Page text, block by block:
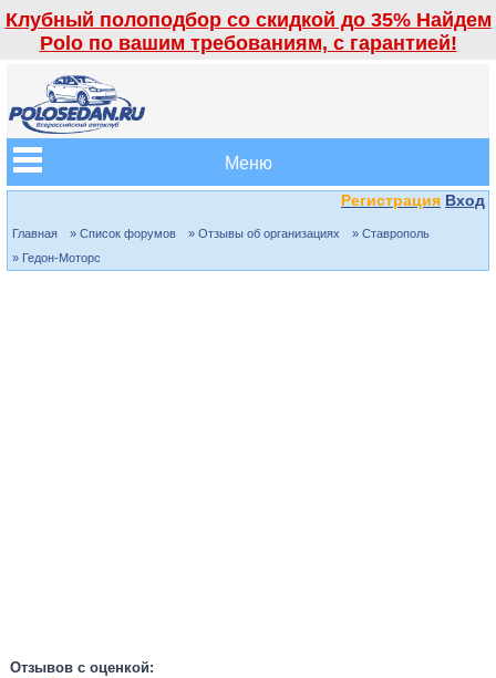
Клубный полоподбор со скидкой до 35% Найдем
Polo по вашим требованиям, с гарантией!
Меню
Регистрация Вход
Главная » Список форумов » Отзывы об организациях
» Ставрополь
» Гедон-Моторс
Отзывов с оценкой: